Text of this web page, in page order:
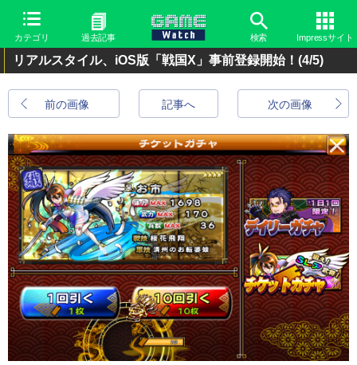
カテゴリ 過去記事 検索 Impressサイト
リアルスタイル、iOS版「戦国X」事前登録開始！ (4/5)
前の画像 次の画像
記事へ